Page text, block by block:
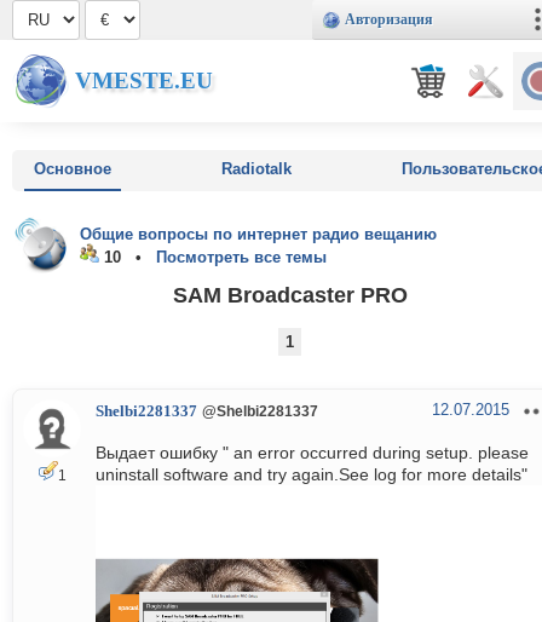
Авторизация
VMESTE.EU
Основное Radiotalk
Общие вопросы по интернет радио вещанию
10 •
Посмотреть все темы
SAM Broadcaster PRO
1
1
Shelbi2281337 @Shelbi2281337 12.07.2015
Выдает ошибку " an error occurred during setup. please
uninstall software and try again.See log for more details"